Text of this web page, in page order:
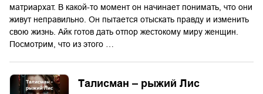
матриархат. В какой-то момент он начинает понимать, что они
живут неправильно. Он пытается отыскать правду и изменить
свою жизнь. Айк готов дать отпор жестокому миру женщин.
Посмотрим, что из этого …
Талисман – рыжий Лис